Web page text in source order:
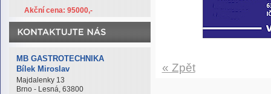
Akční cena: 95000,-
MB GASTROTECHNIKA
Bílek Miroslav
Majdalenky 13
Brno - Lesná, 63800
« Zpět